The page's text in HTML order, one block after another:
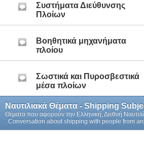
Συστήματα Διεύθυνσης
Πλοίων
Βοηθητικά μηχανήματα
πλοίου
Σωστικά και Πυροσβεστικά
μέσα πλοίων
Ναυτιλιακά Θέματα - Shipping
Θέματα που αφορούν την Ελληνική, Διεθνή
. Conversation about shipping with people from